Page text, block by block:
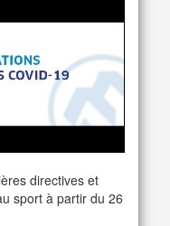
directives et
sport à partir du 26